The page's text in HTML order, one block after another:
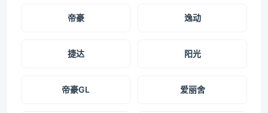
帝豪 逸动
捷达 阳光
帝豪GL 爱丽舍